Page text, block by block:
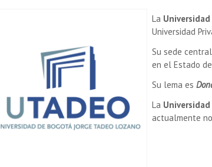
La
Universidad
Su sede
en el Estado
Su lema es
La
actualmente